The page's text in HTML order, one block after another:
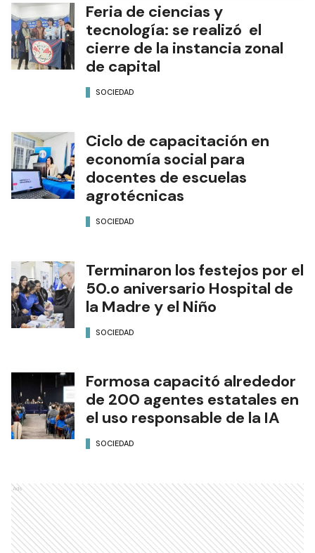
Feria de ciencias y
tecnología: se realizó el
cierre de la instancia zonal
de capital
SOCIEDAD
Ciclo de capacitación en
economía social para
docentes de escuelas
agrotécnicas
SOCIEDAD
Terminaron los festejos por el
50.o aniversario Hospital de
la Madre y el Niño
SOCIEDAD
Formosa capacitó alrededor
de 200 agentes estatales en
el uso responsable de la IA
SOCIEDAD
Ads